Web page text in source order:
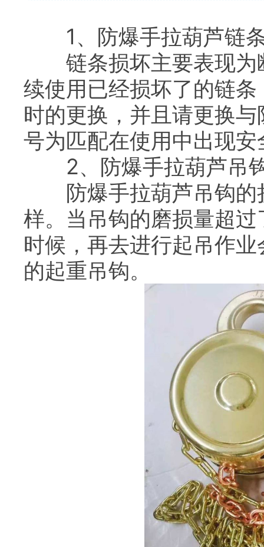
1、防爆手拉葫芦链
链条损坏主要表现为
续使用已经损坏了的链
时的更换，并且请更换
号为匹配在使用中出现安
2、防爆手拉葫芦吊
防爆手拉葫芦吊钩的
样。当吊钩的磨损量超
时候，再去进行起吊作
的起重吊钩。